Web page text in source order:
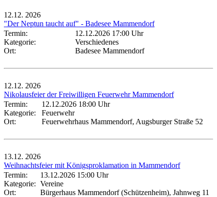
12.12. 2026
"Der Neptun taucht auf" - Badesee Mammendorf
Termin:
12.12.2026 17:00 Uhr
Kategorie:
Verschiedenes
Ort:
Badesee Mammendorf
12.12. 2026
Nikolausfeier der Freiwilligen Feuerwehr Mammendorf
Termin:
12.12.2026 18:00 Uhr
Kategorie:
Feuerwehr
Ort:
Feuerwehrhaus Mammendorf, Augsburger Straße 52
13.12. 2026
Weihnachtsfeier mit Königsproklamation in Mammendorf
Termin:
13.12.2026 15:00 Uhr
Kategorie: Vereine
Ort:
Bürgerhaus Mammendorf (Schützenheim), Jahnweg 11